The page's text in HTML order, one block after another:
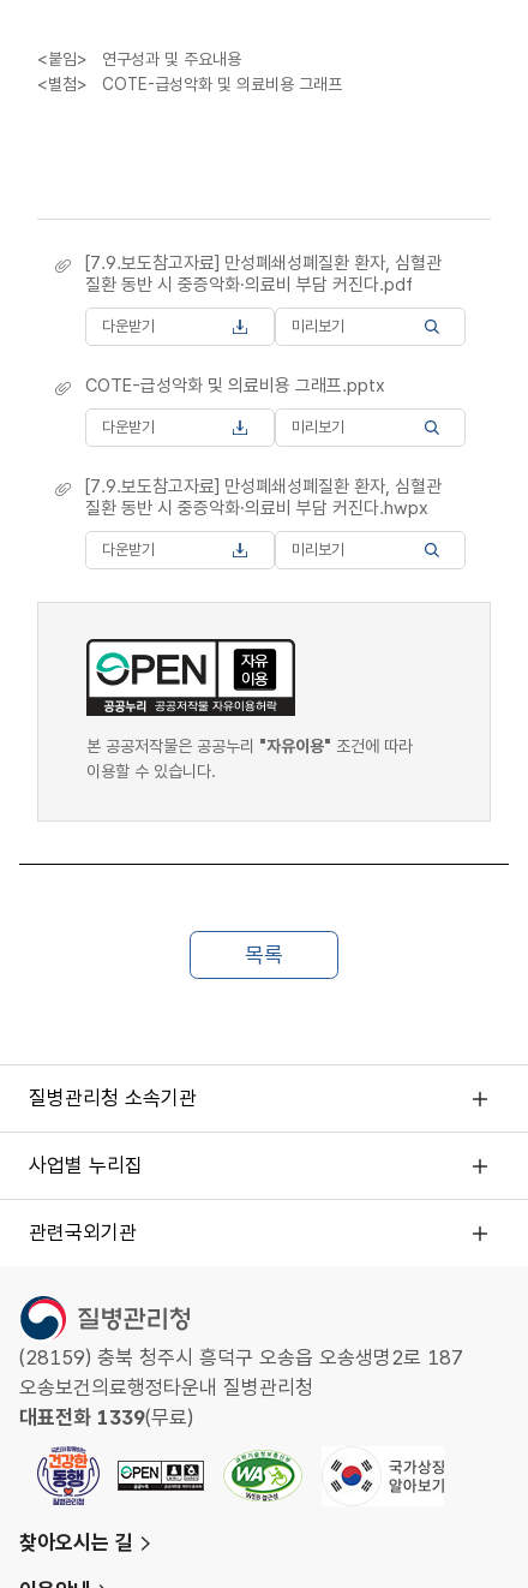
<붙임> 연구성과 및 주요내용
<별첨> COTE-급성악화 및 의료비용 그래프
[7.9.보도참고자료] 만성폐쇄성폐질환 환자, 심혈관
질환 동반 시 중증악화·의료비 부담 커진다.pdf
다운받기 미리보기
COTE-급성악화 및 의료비용 그래프.pptx
다운받기 미리보기
[7.9.보도참고자료] 만성폐쇄성폐질환 환자, 심혈관
질환 동반 시 중증악화·의료비 부담 커진다.hwpx
다운받기 미리보기
본 공공저작물은 공공누리 "자유이용" 조건에 따라
이용할 수 있습니다.
질병관리청 소속기관
사업별 누리집
관련국외기관
(28159) 충북 청주시 흥덕구 오송읍 오송생명2로 187
오송보건의료행정타운내 질병관리청
대표전화 1339(무료)
찾아오시는 길